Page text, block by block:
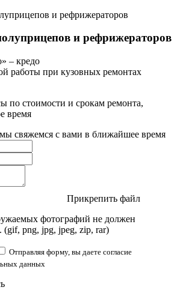
и рефрижераторов
– кредо
работы при кузовных ремонтах
по стоимости и срокам ремонта,
время
мы свяжемся с вами в ближайшее время
Прикрепить файл
фотографий не должен
png, jpg, jpeg, zip, rar)
Отправляя форму, вы даете согласие
данных